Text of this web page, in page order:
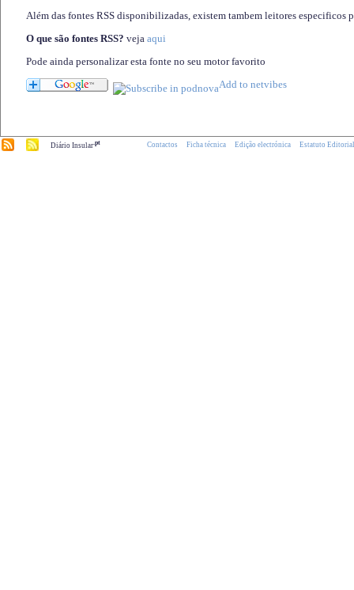
Além das fontes RSS disponibilizadas, existem tambem leitores especificos
O que são fontes RSS? veja aqui
Pode ainda personalizar esta fonte no seu motor favorito
Diário Insular.pt Contactos Ficha técnica Edição electrónica Estatuto Editorial